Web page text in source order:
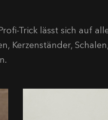
Trick lässt sich auf
Kerzenständer,